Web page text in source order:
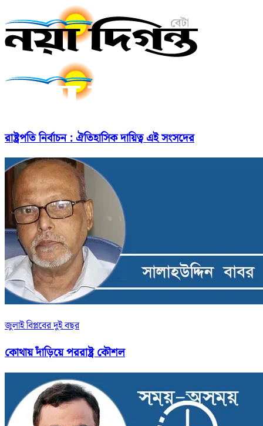
রাষ্ট্রপতি নির্বাচন : ঐতিহাসিক দায়িত্ব এই সংসদের
জুলাই বিপ্লবের দুই বছর
কোথায় দাঁড়িয়ে পররাষ্ট্র কৌশল